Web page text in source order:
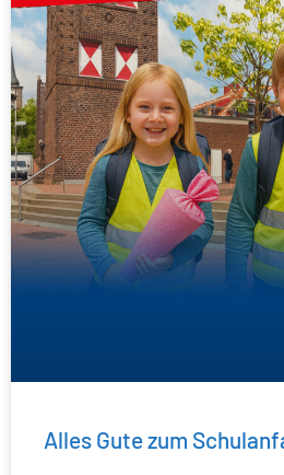
Alles Gute zum